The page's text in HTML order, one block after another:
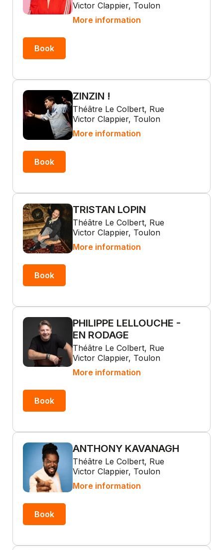
Victor Clappier, Toulon
More information
Book
ZINZIN !
Théâtre Le Colbert, Rue
Victor Clappier, Toulon
More information
Book
TRISTAN LOPIN
Théâtre Le Colbert, Rue
Victor Clappier, Toulon
More information
Book
PHILIPPE LELLOUCHE -
EN RODAGE
Théâtre Le Colbert, Rue
Victor Clappier, Toulon
More information
Book
ANTHONY KAVANAGH
Théâtre Le Colbert, Rue
Victor Clappier, Toulon
More information
Book